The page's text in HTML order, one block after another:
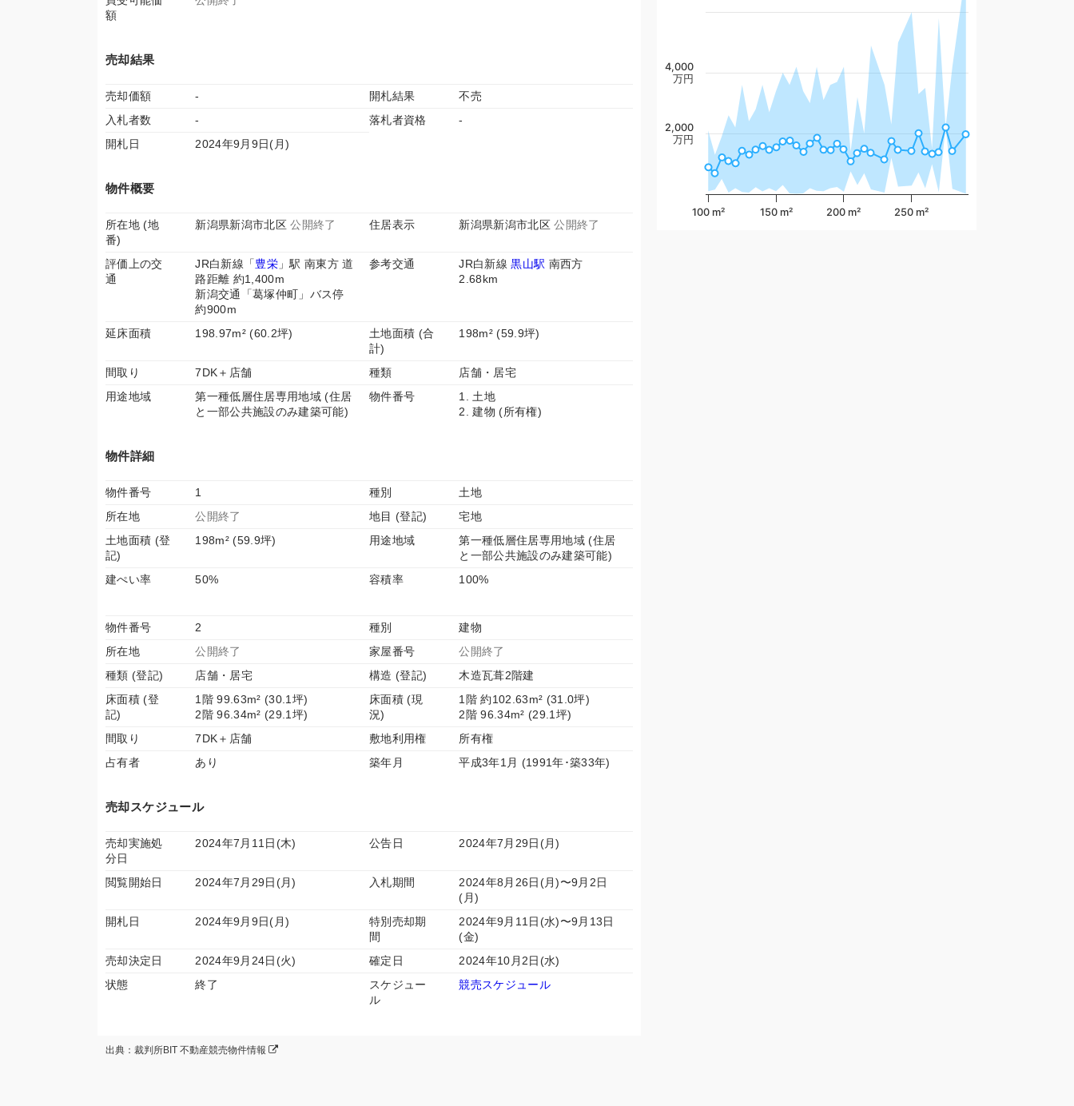
額
売却結果
売却価額 - 開札結果
不売
入札者数
- 落札者資格
-
開札日
2024年9月9日(月)
物件概要
所在地 (地
番)
新潟県新潟市北区公開終了 住居表示 新潟県新潟市北区公開終了
評価上の交
通
JR白新線「豊栄 」駅 南東方 道
路距離 約1,400m
新潟交通「葛塚仲町」バス停
約900m
参考交通 JR白新線黒山駅 南西方
2.68km
延床面積 198.97m² (60.2坪)
土地面積 (合
計)
198m² (59.9坪)
間取り 7DK＋店舗 種類
店舗・居宅
用途地域
第一種低層住居専用地域 (住居
と一部公共施設のみ建築可能)
物件番号
1. 土地
2. 建物 (所有権)
物件詳細
物件番号 1 種別
土地
所在地
公開終了 地目 (登記)
宅地
土地面積 (登
記)
198m² (59.9坪) 用途地域
第一種低層住居専用地域 (住居
と一部公共施設のみ建築可能)
建ぺい率
50% 容積率 100%
物件番号 2 種別
建物
所在地
公開終了 家屋番号
公開終了
種類 (登記)
店舗・居宅 構造 (登記)
木造瓦葺2階建
床面積 (登
記)
1階 99.63m² (30.1坪)
2階 96.34m² (29.1坪)
床面積 (現
況)
1階 約102.63m² (31.0坪)
2階 96.34m² (29.1坪)
間取り
7DK＋店舗 敷地利用権
所有権
占有者
あり 築年月 平成3年1月 (1991年･築33年)
売却スケジュール
売却実施処
分日
2024年7月11日(木) 公告日 2024年7月29日(月)
閲覧開始日 2024年7月29日(月) 入札期間
2024年8月26日(月)〜9月2日
(月)
開札日
2024年9月9日(月)
特別売却期
間
2024年9月11日(水)〜9月13日
(金)
売却決定日
2024年9月24日(火) 確定日
2024年10月2日(水)
状態
終了
スケジュー
ル
競売スケジュール
出典：裁判所BIT 不動産競売物件情報
100 m² 150 m² 200 m² 250 m²
2,000
万円
4,000
万円